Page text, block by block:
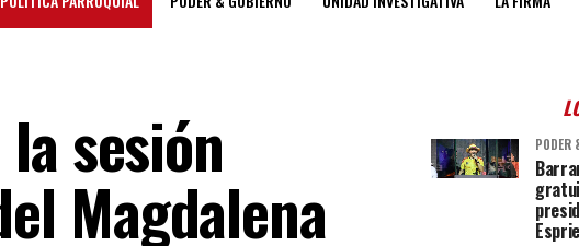
sesión
Magdalena
PODER